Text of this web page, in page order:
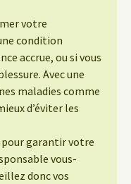
votre
condition
accrue, ou si vous
Avec une
maladies comme
d’éviter les
garantir votre
vous-
donc vos